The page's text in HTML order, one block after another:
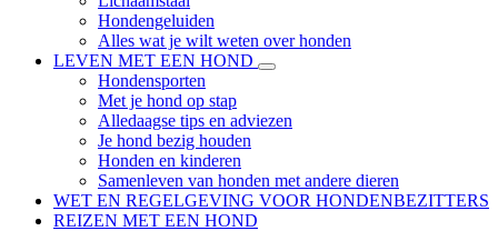
Hondengeluiden
Alles wat je wilt weten over honden
LEVEN MET EEN HOND
Hondensporten
Met je hond op stap
Alledaagse tips en adviezen
Je hond bezig houden
Honden en kinderen
Samenleven van honden met andere dieren
WET EN REGELGEVING VOOR HONDENBEZITTERS
REIZEN MET EEN HOND